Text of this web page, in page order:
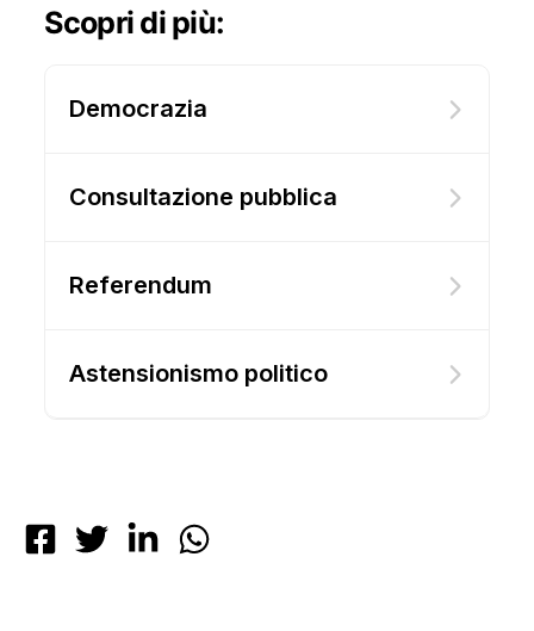
Scopri di più:
Democrazia
Consultazione pubblica
Referendum
Astensionismo politico